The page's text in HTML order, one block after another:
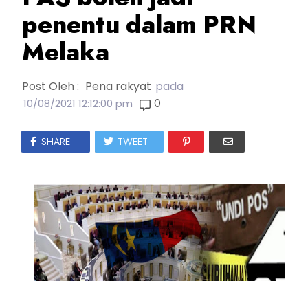
penentu dalam PRN
Melaka
Post Oleh : Pena rakyat pada
10/08/2021 12:12:00 pm 0
SHARE TWEET